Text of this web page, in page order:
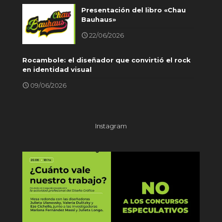
Presentación del libro «Chau
Bauhaus»
22/06/2026
Rocambole: el diseñador que convirtió el rock
en identidad visual
09/06/2026
Instagram